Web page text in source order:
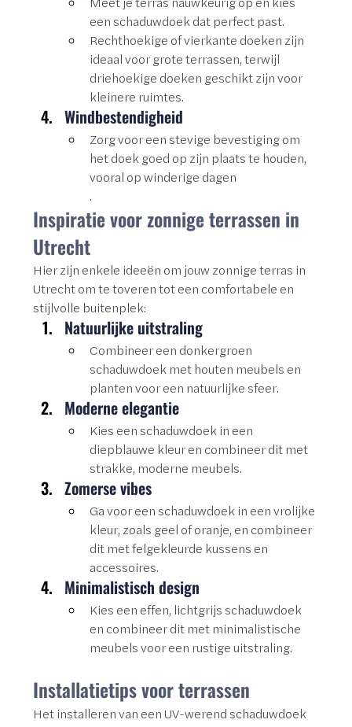
een schaduwdoek dat perfect past.
Rechthoekige of vierkante doeken zijn
ideaal voor grote terrassen, terwijl
driehoekige doeken geschikt zijn voor
kleinere ruimtes.
Windbestendigheid
Zorg voor een stevige bevestiging om
het doek goed op zijn plaats te houden,
vooral op winderige dagen
.
Inspiratie voor zonnige terrassen in
Utrecht
Hier zijn enkele ideeën om jouw zonnige terras in
Utrecht om te toveren tot een comfortabele en
stijlvolle buitenplek:
Natuurlijke uitstraling
Combineer een donkergroen
schaduwdoek met houten meubels en
planten voor een natuurlijke sfeer.
Moderne elegantie
Kies een schaduwdoek in een
diepblauwe kleur en combineer dit met
strakke, moderne meubels.
Zomerse vibes
Ga voor een schaduwdoek in een vrolijke
kleur, zoals geel of oranje, en combineer
dit met felgekleurde kussens en
accessoires.
Minimalistisch design
Kies een effen, lichtgrijs schaduwdoek
en combineer dit met minimalistische
meubels voor een rustige uitstraling.
Installatietips voor terrassen
Het installeren van een UV-werend schaduwdoek